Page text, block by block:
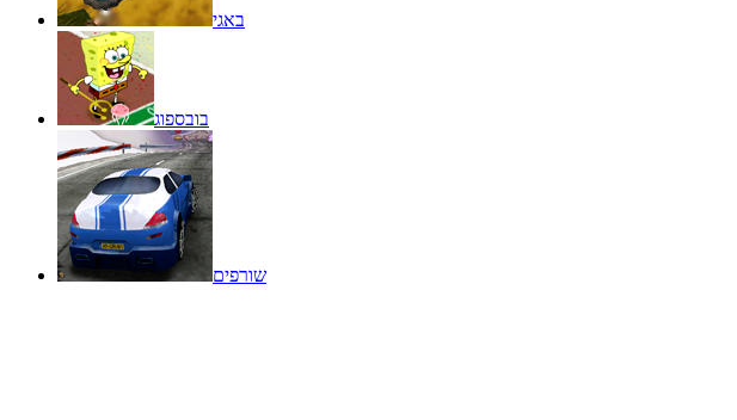
באגי
בובספוג
שורפים